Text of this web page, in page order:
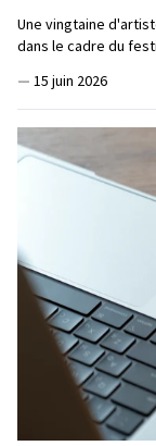
Une vingtaine
dans le cadre du
— 15 juin 2026